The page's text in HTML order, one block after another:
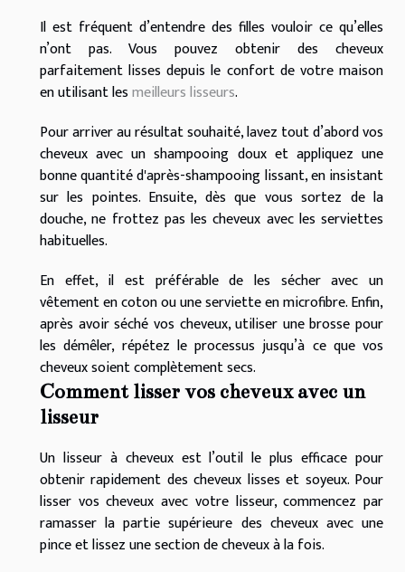
Il est fréquent d’entendre des filles vouloir ce qu’elles
n’ont pas. Vous pouvez obtenir des cheveux
parfaitement lisses depuis le confort de votre maison
en utilisant lesmeilleurs lisseurs.
Pour arriver au résultat souhaité, lavez tout d’abord vos
cheveux avec un shampooing doux et appliquez une
bonne quantité d'après-shampooing lissant, en insistant
sur les pointes. Ensuite, dès que vous sortez de la
douche, ne frottez pas les cheveux avec les serviettes
habituelles.
En effet, il est préférable de les sécher avec un
vêtement en coton ou une serviette en microfibre. Enfin,
après avoir séché vos cheveux, utiliser une brosse pour
les démêler, répétez le processus jusqu’à ce que vos
cheveux soient complètement secs.
Comment lisser vos cheveux avec un
lisseur
Un lisseur à cheveux est l’outil le plus efficace pour
obtenir rapidement des cheveux lisses et soyeux. Pour
lisser vos cheveux avec votre lisseur, commencez par
ramasser la partie supérieure des cheveux avec une
pince et lissez une section de cheveux à la fois.